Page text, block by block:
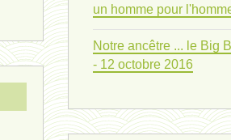
pauvre 02 - 1° août 2023 *
vie 03 - 27 juillet 2023 *
primate-humain 04 - 18 juillet
primate-humain 03 - 5 juillet
un homme pour
Notre ancêtre ... le Big
- 12 octobre 2016